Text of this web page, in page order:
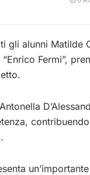
gli alunni Matilde
Fermi”,